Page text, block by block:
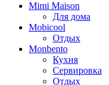
Mimi Maison
Для дома
Mobicool
Отдых
Monbento
Кухня
Сервировка
Отдых